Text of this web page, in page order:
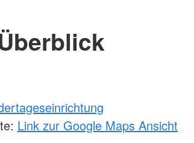
Link zur Google Maps Ansicht